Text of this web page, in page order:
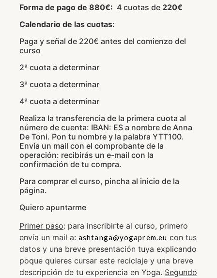
Forma de pago de 880€: 4 cuotas de 220€
Calendario de las cuotas:
Paga y señal de 220€ antes del comienzo del
curso
2ª cuota a determinar
3ª cuota a determinar
4ª cuota a determinar
Realiza la transferencia de la primera cuota al
número de cuenta: IBAN: ES a nombre de Anna
De Toni. Pon tu nombre y la palabra YTT100.
Envía un mail con el comprobante de la
operación: recibirás un e-mail con la
confirmación de tu compra.
Para comprar el curso, pincha al inicio de la
página.
Quiero apuntarme
Primer paso: para inscribirte al curso, primero
envía un mail a: ashtanga@yogaprem.eu con tus
datos y una breve presentación tuya explicando
poque quieres cursar este reciclaje y una breve
descripción de tu experiencia en Yoga. Segundo